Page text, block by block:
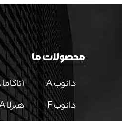
محصولات ما
دانوب A
دانوب F
آتاکاما A
هیرلا A